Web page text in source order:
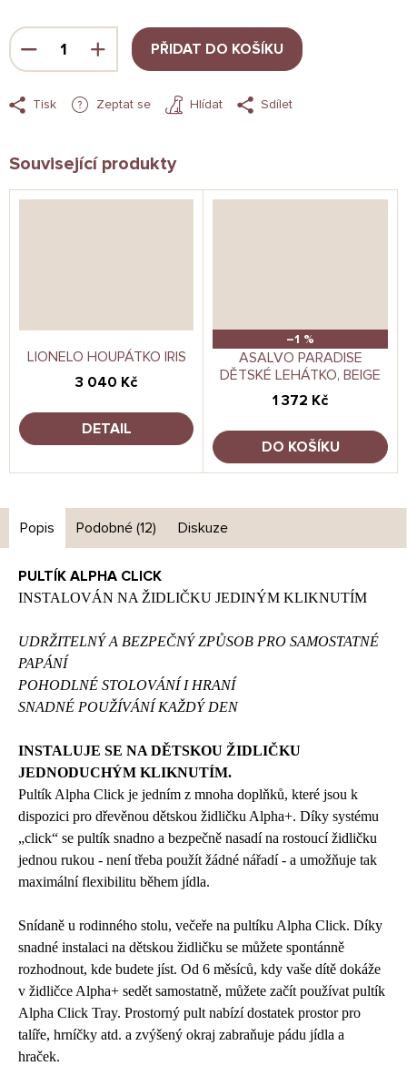
PŘIDAT DO KOŠÍKU
Tisk Zeptat se Hlídat Sdílet
Související produkty
LIONELO HOUPÁTKO IRIS
3 040 Kč
DETAIL
–1 %
ASALVO PARADISE
DĚTSKÉ LEHÁTKO, BEIGE
1 372 Kč
DO KOŠÍKU
Popis Podobné (12) Diskuze
PULTÍK ALPHA CLICK
INSTALOVÁN NA ŽIDLIČKU JEDINÝM KLIKNUTÍM
UDRŽITELNÝ A BEZPEČNÝ ZPŮSOB PRO SAMOSTATNÉ
PAPÁNÍ
POHODLNÉ STOLOVÁNÍ I HRANÍ
SNADNÉ POUŽÍVÁNÍ KAŽDÝ DEN
INSTALUJE SE NA DĚTSKOU ŽIDLIČKU
JEDNODUCHÝM KLIKNUTÍM.
Pultík Alpha Click je jedním z mnoha doplňků, které jsou k
dispozici pro dřevěnou dětskou židličku Alpha+. Díky systému
„click“ se pultík snadno a bezpečně nasadí na rostoucížidličku
jednou rukou - není třeba použít žádné nářadí - a umožňuje tak
maximální flexibilitu během jídla.
Snídaně u rodinného stolu, večeře na pultíku Alpha Click. Díky
snadné instalaci na dětskou židličku se můžete spontánně
rozhodnout, kde budete jíst. Od 6 měsíců, kdy vaše dítě dokáže
v židličce Alpha+ sedět samostatně, můžete začít používat pultík
Alpha Click Tray. Prostorný pult nabízí dostatek prostor pro
talíře, hrníčky atd. a zvýšený okraj zabraňuje pádu jídla a
hraček.